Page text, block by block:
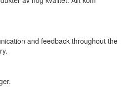
and feedback throughout the